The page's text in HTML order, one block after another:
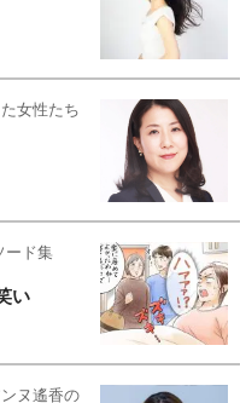
女性たち
ード集
い
ヌ遙香の